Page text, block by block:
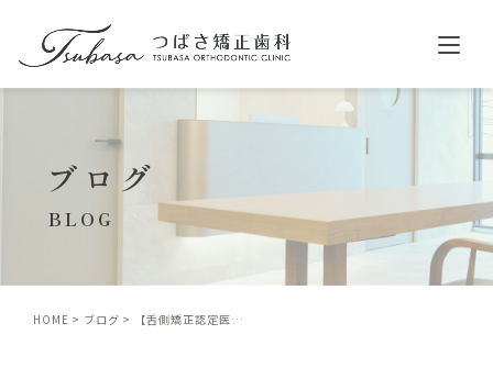
ホーム
クリニック紹介
診療案内
ブログ
BLOG
HOME ブログ 【舌側矯正認定医が解説】矯正治療の痛みはどれくらい？実際の声と専門医の見解